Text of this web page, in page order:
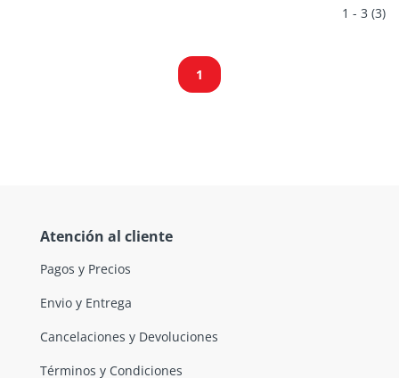
1 - 3 (3)
1
Atención al cliente
Pagos y Precios
Envio y Entrega
Cancelaciones y Devoluciones
Términos y Condiciones